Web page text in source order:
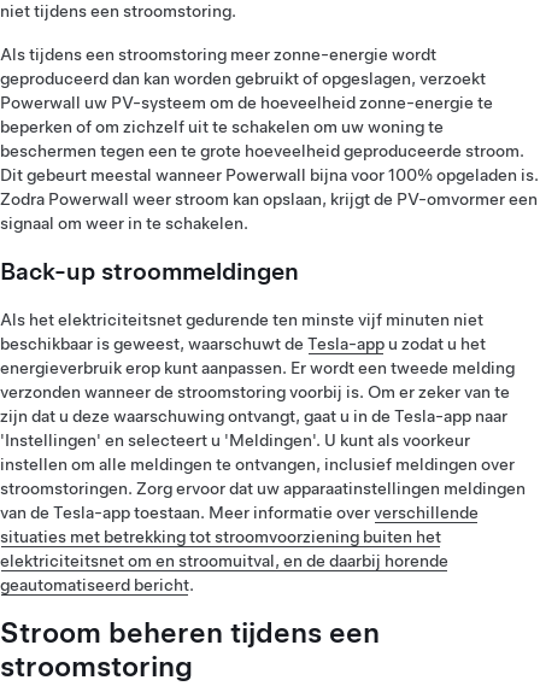
niet tijdens een stroomstoring.
Als tijdens een stroomstoring meer zonne-energie wordt
geproduceerd dan kan worden gebruikt of opgeslagen, verzoekt
Powerwall uw PV-systeem om de hoeveelheid zonne-energie te
beperken of om zichzelf uit te schakelen om uw woning te
beschermen tegen een te grote hoeveelheid geproduceerde stroom.
Dit gebeurt meestal wanneer Powerwall bijna voor 100% opgeladen is.
Zodra Powerwall weer stroom kan opslaan, krijgt de PV-omvormer een
signaal om weer in te schakelen.
Back-up stroommeldingen
Als het elektriciteitsnet gedurende ten minste vijf minuten niet
beschikbaar is geweest, waarschuwt de Tesla-app u zodat u het
energieverbruik erop kunt aanpassen. Er wordt een tweede melding
verzonden wanneer de stroomstoring voorbij is. Om er zeker van te
zijn dat u deze waarschuwing ontvangt, gaat u in de Tesla-app naar
'Instellingen' en selecteert u 'Meldingen'. U kunt als voorkeur
instellen om alle meldingen te ontvangen, inclusief meldingen over
stroomstoringen. Zorg ervoor dat uw apparaatinstellingen meldingen
van de Tesla-app toestaan. Meer informatie oververschillende
situaties met betrekking tot stroomvoorziening buiten het
elektriciteitsnet om en stroomuitval, en de daarbij horende
geautomatiseerd bericht.
Stroom beheren tijdens een
stroomstoring